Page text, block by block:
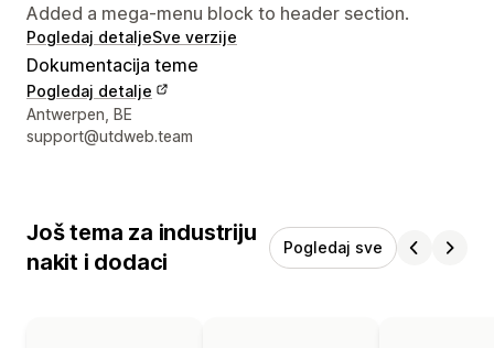
Added a mega-menu block to header section.
Pogledaj detaljeSve verzije
Dokumentacija teme
Pogledaj detalje
Podaci za kontakt dizajnera
Antwerpen, BE
support@utdweb.team
Još tema za industriju
nakit i dodaci
Pogledaj sve